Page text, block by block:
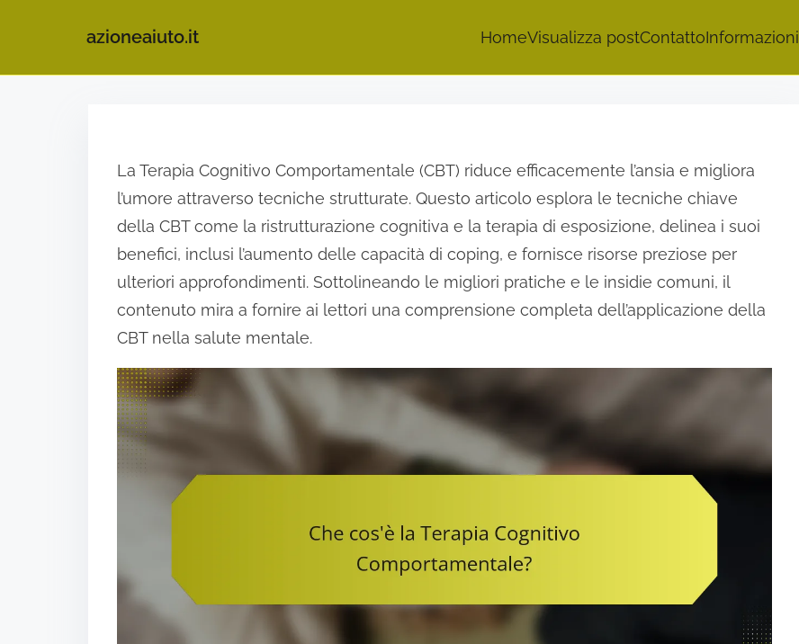
azioneaiuto.it HomeVisualizza postContattoInformazioni
La Terapia Cognitivo Comportamentale (CBT) riduce efficacemente l’ansia e migliora
l’umore attraverso tecniche strutturate. Questo articolo esplora le tecniche chiave
della CBT come la ristrutturazione cognitiva e la terapia di esposizione, delinea i suoi
benefici, inclusi l’aumento delle capacità di coping, e fornisce risorse preziose per
ulteriori approfondimenti. Sottolineando le migliori pratiche e le insidie comuni, il
contenuto mira a fornire ai lettori una comprensione completa dell’applicazione della
CBT nella salute mentale.